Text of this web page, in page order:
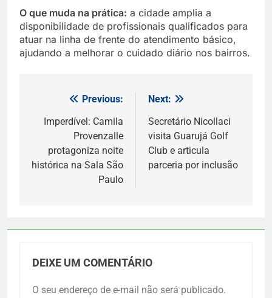
O que muda na prática: a cidade amplia a
disponibilidade de profissionais qualificados para
atuar na linha de frente do atendimento básico,
ajudando a melhorar o cuidado diário nos bairros.
Navegação
de
Post
Previous:
Imperdível: Camila
Provenzalle
protagoniza noite
histórica na Sala São
Paulo
Next:
Secretário Nicollaci
visita Guarujá Golf
Club e articula
parceria por inclusão
DEIXE UM COMENTÁRIO
O seu endereço de e-mail não será publicado.